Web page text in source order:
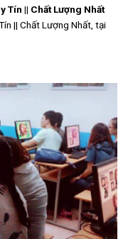
Tín || Chất Lượng Nhất
|| Chất Lượng Nhất, tại